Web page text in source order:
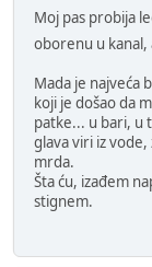
Moj pas probija
oborenu u kanal,
Mada je najveća
koji je došao da
patke... u bari, u
glava viri iz vode,
mrda.
Šta ću, izađem
stignem.